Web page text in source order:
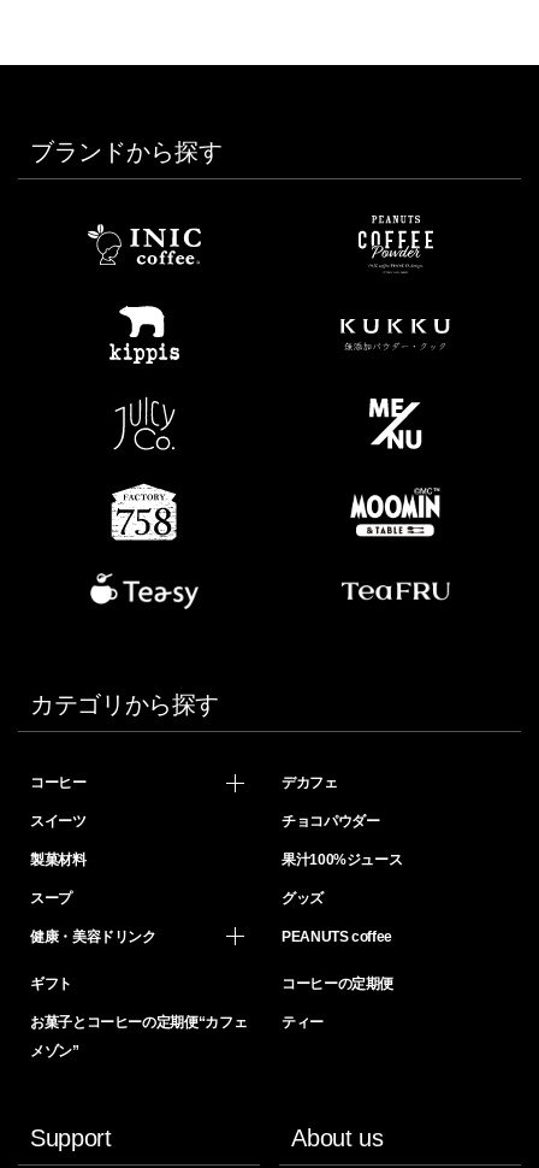
ブランドから探す
カテゴリから探す
コーヒー デカフェ
スイーツ チョコパウダー
製菓材料 果汁100%ジュース
スープ グッズ
健康・美容ドリンク PEANUTS coffee
ギフト コーヒーの定期便
お菓子とコーヒーの定期便“カフェ
メゾン”
ティー
Support About us